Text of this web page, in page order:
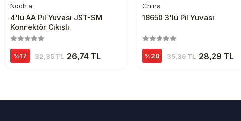
Sepete Ekle
Nochta
4'lü AA Pil Yuvası JST-SM
Konnektör Çıkışlı
%17 32,35 TL 26,74 TL
Sepete Ekle
China
18650 3'lü Pil Yuvası
%20 35,36 TL 28,29 TL